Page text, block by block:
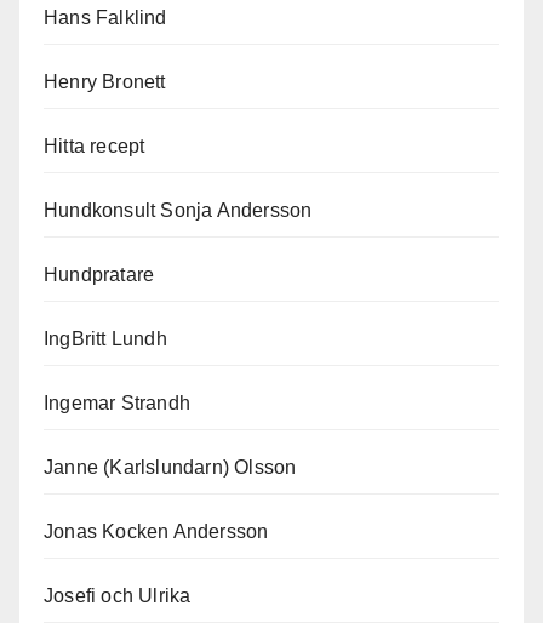
Hans Falklind
Henry Bronett
Hitta recept
Hundkonsult Sonja Andersson
Hundpratare
IngBritt Lundh
Ingemar Strandh
Janne (Karlslundarn) Olsson
Jonas Kocken Andersson
Josefi och Ulrika